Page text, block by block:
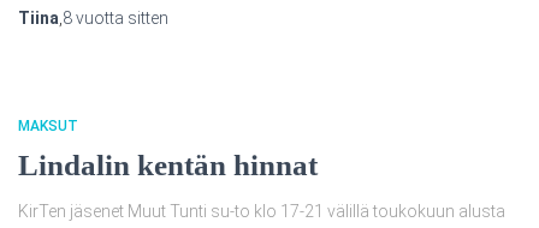
Tiina 8 vuotta sitten
MAKSUT
Lindalin kentän hinnat
KirTen jäsenet Muut Tunti su-to klo 17-21 välillä toukokuun alusta